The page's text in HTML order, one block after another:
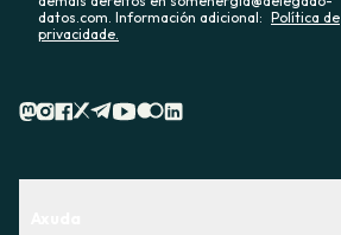
datos.com. Información adicional: Política de
privacidade.